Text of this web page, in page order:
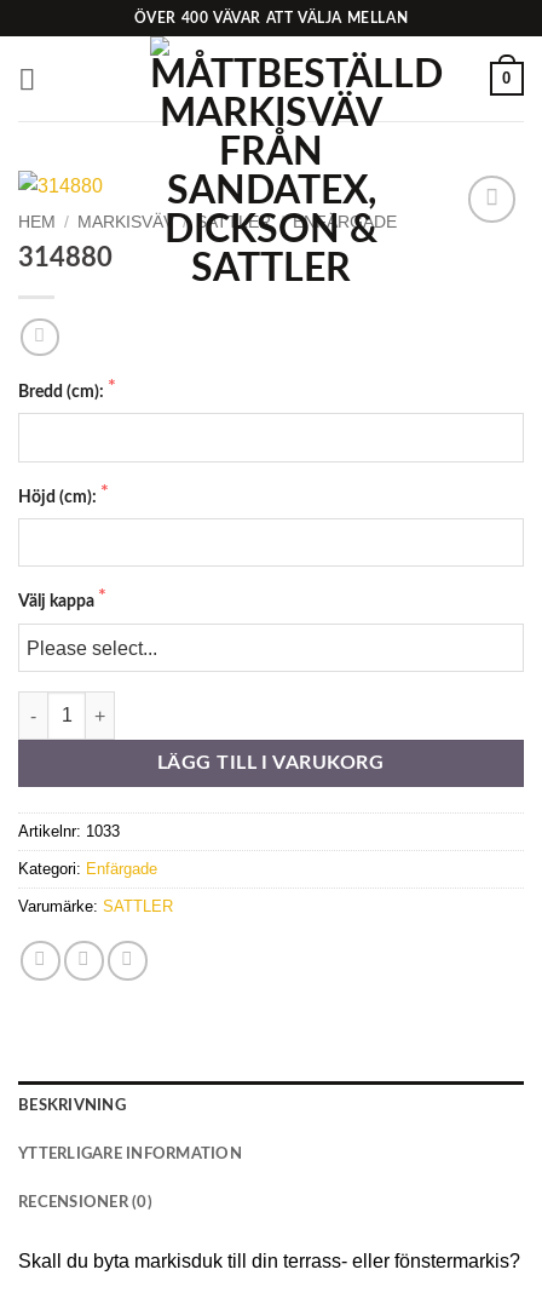
content
ÖVER 400 VÄVAR ATT VÄLJA MELLAN
0
HEM / MARKISVÄV / SATTLER / ENFÄRGADE
314880
Bredd (cm):
Höjd (cm):
Välj kappa
314880 mängd
LÄGG TILL I VARUKORG
Artikelnr: 1033
Kategori: Enfärgade
Varumärke: SATTLER
BESKRIVNING
YTTERLIGARE INFORMATION
RECENSIONER (0)
Skall du byta markisduk till din terrass- eller fönstermarkis?